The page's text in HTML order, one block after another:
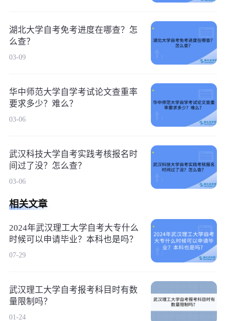
湖北大学自考免考进度在哪查？怎
么查？
03-09
华中师范大学自学考试论文查重率
要求多少？难么？
03-06
武汉科技大学自考实践考核报名时
间过了没？怎么查？
03-06
相关文章
2024年武汉理工大学自考大专什么
时候可以申请毕业？本科也是吗？
07-29
武汉理工大学自考报考科目时有数
量限制吗？
01-24